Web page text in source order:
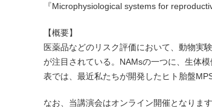
『Microphysiological systems for
【概要】
医薬品などのリスク評価において、動物実
が注目されている。NAMsの一つに、生体
表では、最近私たちが開発したヒト胎盤
なお、当講演会はオンライン開催となります